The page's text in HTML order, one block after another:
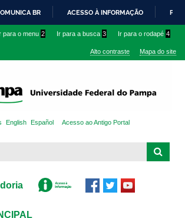
conteúdo
IR
O
BR ACESSO À INFORMAÇÃO
para o menu 2 Ir para a busca 3 Ir para o rodapé 4
Alto contraste Mapa do site
English Español Acesso ao Antigo Portal